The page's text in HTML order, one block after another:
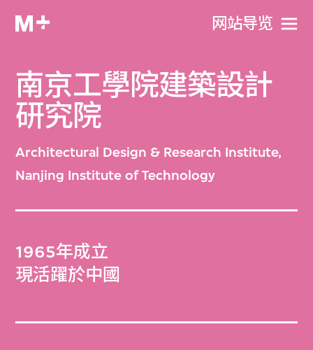
网站导览
南京工學院建築設計
研究院
Architectural Design & Research Institute,
Nanjing Institute of Technology
1965年成立
現活躍於中國